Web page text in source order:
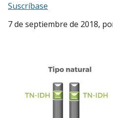
Suscríbase
7 de septiembre de 2018,